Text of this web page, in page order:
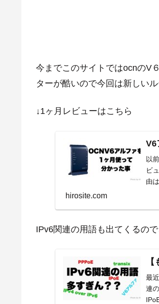
今までこのサイトではocnのV
ターが酷いので今回は新しい
↓1ヶ月レビューはこちら
V6
以
ビ
由
hirosite.com
IPv6関連の用語も出てくるの
最
連